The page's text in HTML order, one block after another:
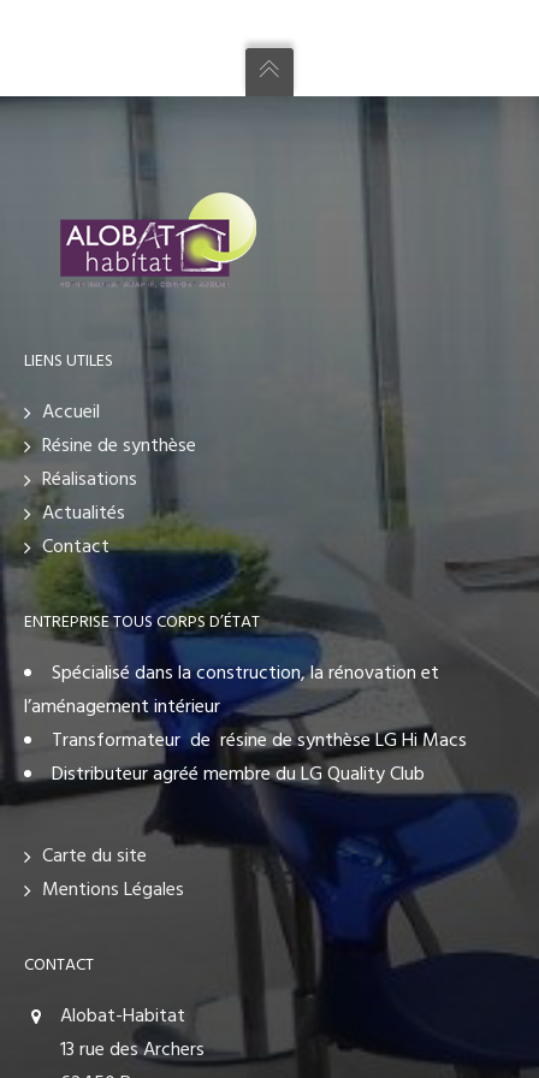
LIENS UTILES
Accueil
Résine de synthèse
Réalisations
Actualités
Contact
ENTREPRISE TOUS CORPS D’ÉTAT
Spécialisé dans la construction, la rénovation et
l’aménagement intérieur
Transformateur de résine de synthèse LG Hi Macs
Distributeur agréé membre du LG Quality Club
Carte du site
Mentions Légales
CONTACT
Alobat-Habitat
13 rue des Archers